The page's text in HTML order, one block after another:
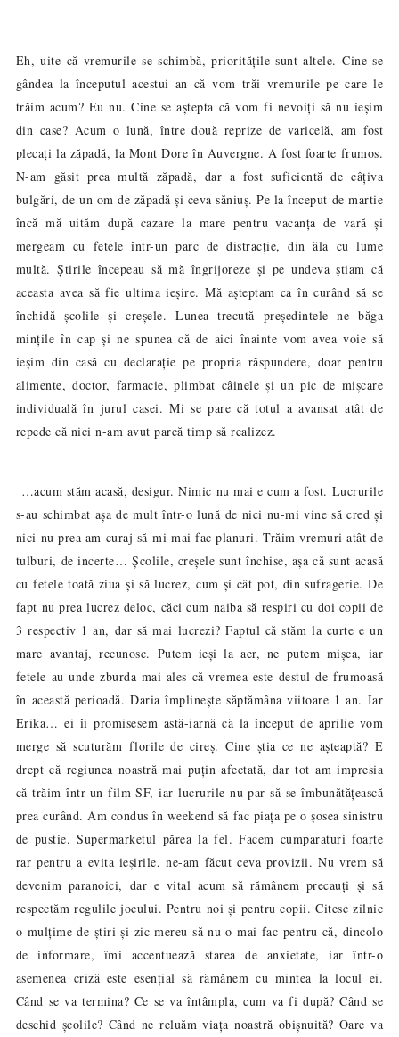
Eh, uite că vremurile se schimbă, prioritățile sunt altele. Cine se
gândea la începutul acestui an că vom trăi vremurile pe care le
trăim acum? Eu nu. Cine se aștepta că vom fi nevoiți să nu ieșim
din case? Acum o lună, între două reprize de varicelă, am fost
plecați la zăpadă, la Mont Dore în Auvergne. A fost foarte frumos.
N-am găsit prea multă zăpadă, dar a fost suficientă de câțiva
bulgări, de un om de zăpadă și ceva săniuș. Pe la început de martie
încă mă uităm după cazare la mare pentru vacanța de vară și
mergeam cu fetele într-un parc de distracție, din ăla cu lume
multă. Știrile începeau să mă îngrijoreze și pe undeva știam că
aceasta avea să fie ultima ieșire. Mă așteptam ca în curând să se
închidă școlile și creșele. Lunea trecută președintele ne băga
mințile în cap și ne spunea că de aici înainte vom avea voie să
ieșim din casă cu declarație pe propria răspundere, doar pentru
alimente, doctor, farmacie, plimbat câinele și un pic de mișcare
individuală în jurul casei. Mi se pare că totul a avansat atât de
repede că nici n-am avut parcă timp să realizez.
…acum stăm acasă, desigur. Nimic nu mai e cum a fost. Lucrurile
s-au schimbat așa de mult într-o lună de nici nu-mi vine să cred și
nici nu prea am curaj să-mi mai fac planuri. Trăim vremuri atât de
tulburi, de incerte… Școlile, creșele sunt închise, așa că sunt acasă
cu fetele toată ziua și să lucrez, cum și cât pot, din sufragerie. De
fapt nu prea lucrez deloc, căci cum naiba să respiri cu doi copii de
3 respectiv 1 an, dar să mai lucrezi? Faptul că stăm la curte e un
mare avantaj, recunosc. Putem ieși la aer, ne putem mișca, iar
fetele au unde zburda mai ales că vremea este destul de frumoasă
în această perioadă. Daria împlinește săptămâna viitoare 1 an. Iar
Erika… ei îi promisesem astă-iarnă că la început de aprilie vom
merge să scuturăm florile de cireș. Cine știa ce ne așteaptă? E
drept că regiunea noastră mai puțin afectată, dar tot am impresia
că trăim într-un film SF, iar lucrurile nu par să se îmbunătățească
prea curând. Am condus în weekend să fac piața pe o șosea sinistru
de pustie. Supermarketul părea la fel. Facem cumparaturi foarte
rar pentru a evita ieșirile, ne-am făcut ceva provizii. Nu vrem să
devenim paranoici, dar e vital acum să rămânem precauți și să
respectăm regulile jocului. Pentru noi și pentru copii. Citesc zilnic
o mulțime de știri și zic mereu să nu o mai fac pentru că, dincolo
de informare, îmi accentuează starea de anxietate, iar într-o
asemenea criză este esențial să rămânem cu mintea la locul ei.
Când se va termina? Ce se va întâmpla, cum va fi după? Când se
deschid școlile? Când ne reluăm viața noastră obișnuită? Oare va